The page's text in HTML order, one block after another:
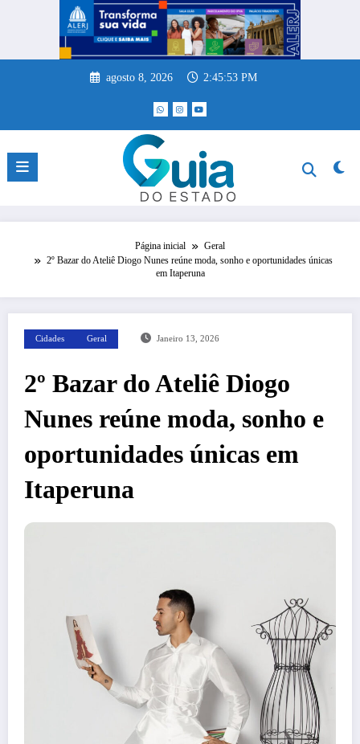
agosto 8, 2026 2:45:53 PM
Página inicial
Geral
2º Bazar do Ateliê Diogo Nunes reúne moda, sonho e oportunidades únicas
em Itaperuna
Cidades Geral Janeiro 13, 2026
2º Bazar do Ateliê Diogo
Nunes reúne moda, sonho e
oportunidades únicas em
Itaperuna